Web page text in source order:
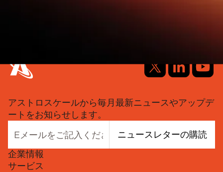
アストロスケールから毎月最新ニュースやアップデ
ートをお知らせします。
ニュースレターの購読
企業情報
サービス